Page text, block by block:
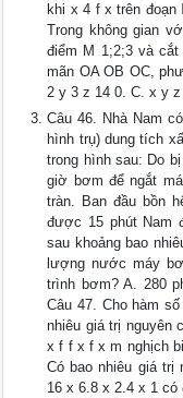
khi x 4 f x trên đoạn
Trong không gian
điểm M 1;2;3 và
mãn OA OB OC,
2 y 3 z 14 0. C. x y
Câu 46. Nhà Nam
hình trụ) dung tích
trong hình sau: Do
giờ bơm để ngắt
tràn. Ban đầu bồn
được 15 phút Nam
sau khoảng bao
lượng nước máy
trình bơm? A. 280
Câu 47. Cho hàm
nhiêu giá trị nguyên
x f f x f x m nghịch
Có bao nhiêu giá trị
16 x 6.8 x 2.4 x 1 có